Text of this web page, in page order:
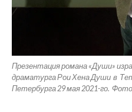
Презентация романа «Души»
драматурга Рои Хена Души в
Петербурга 29 мая 2021-го.